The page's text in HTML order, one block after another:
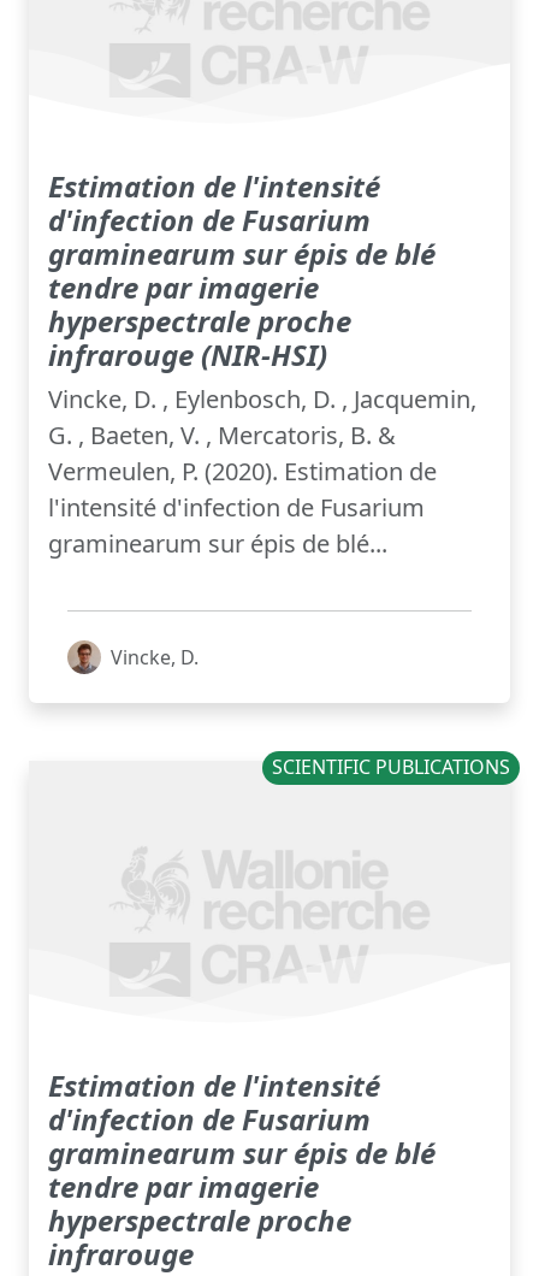
Estimation de l'intensité
d'infection de Fusarium
graminearum sur épis de blé
tendre par imagerie
hyperspectrale proche
infrarouge (NIR-HSI)
Vincke, D. , Eylenbosch, D. , Jacquemin,
G. , Baeten, V. , Mercatoris, B. &
Vermeulen, P. (2020). Estimation de
l'intensité d'infection de Fusarium
graminearum sur épis de blé...
Vincke, D.
SCIENTIFIC PUBLICATIONS
Estimation de l'intensité
d'infection de Fusarium
graminearum sur épis de blé
tendre par imagerie
hyperspectrale proche
infrarouge